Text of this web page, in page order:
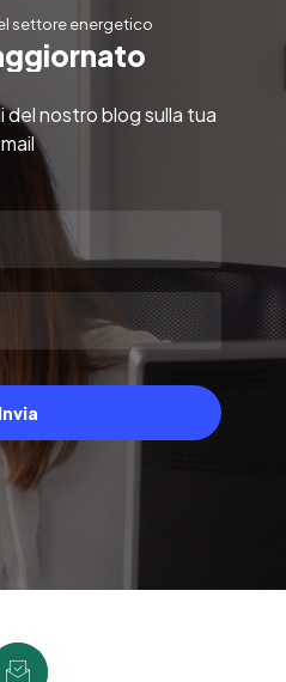
settore energetico
ggiornato
del nostro blog sulla tua
mail
Invia